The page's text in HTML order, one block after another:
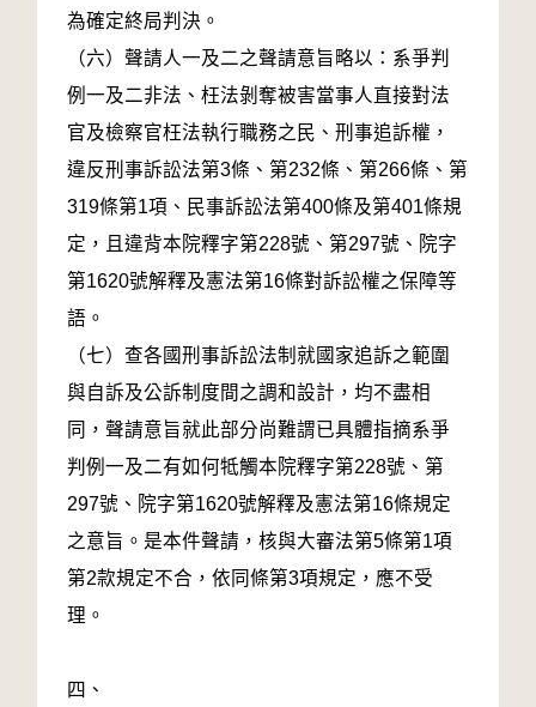
為確定終局判決。
（六）聲請人一及二之聲請意旨略以：系爭判
例一及二非法、枉法剝奪被害當事人直接對法
官及檢察官枉法執行職務之民、刑事追訴權，
違反刑事訴訟法第3條、第232條、第266條、第
319條第1項、民事訴訟法第400條及第401條規
定，且違背本院釋字第228號、第297號、院字
第1620號解釋及憲法第16條對訴訟權之保障等
語。
（七）查各國刑事訴訟法制就國家追訴之範圍
與自訴及公訴制度間之調和設計，均不盡相
同，聲請意旨就此部分尚難謂已具體指摘系爭
判例一及二有如何牴觸本院釋字第228號、第
297號、院字第1620號解釋及憲法第16條規定
之意旨。是本件聲請，核與大審法第5條第1項
第2款規定不合，依同條第3項規定，應不受
理。
四、